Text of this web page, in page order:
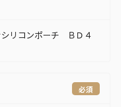
シリコンポーチ ＢＤ４